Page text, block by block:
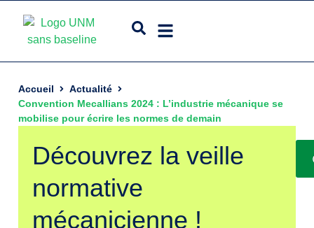
Accueil
Actualité
Convention Mecallians 2024 : L’industrie mécanique se
mobilise pour écrire les normes de demain
Découvrez la veille
normative
mécanicienne !